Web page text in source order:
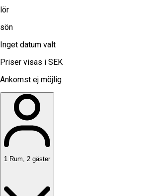
lör
sön
Inget datum valt
Priser visas i SEK
Ankomst ej möjlig
1 Rum 2 gäster